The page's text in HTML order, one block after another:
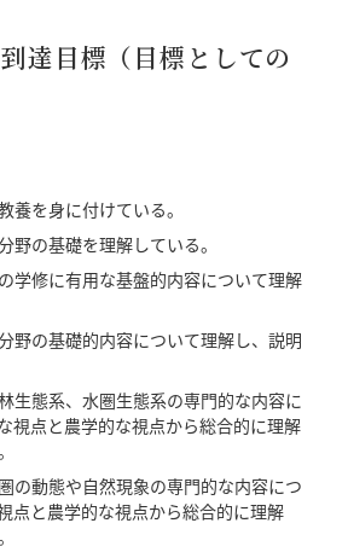
達目標（目標としての
養を身に付けている。
野の基礎を理解している。
学修に有用な基盤的内容について理解
野の基礎的内容について理解し、説明
生態系、水圏生態系の専門的な内容に
視点と農学的な視点から総合的に理解
の動態や自然現象の専門的な内容につ
点と農学的な視点から総合的に理解